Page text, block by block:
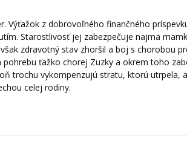
Výťažok z dobrovoľného finančného
Starostlivosť jej zabezpečuje najmä
zdravotný stav zhoršil a boj s chorobou
ťažko chorej Zuzky a okrem toho
trochu vykompenzujú stratu, ktorú utrpela,
celej rodiny.